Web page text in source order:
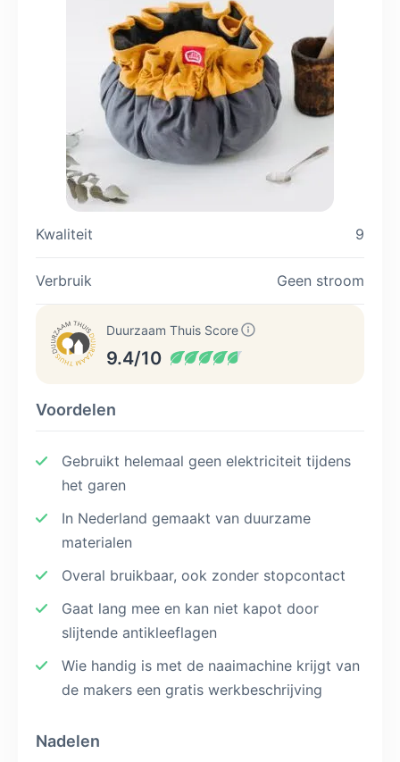
Kwaliteit 9
Verbruik Geen stroom
Duurzaam Thuis Score
9.4/10
Voordelen
Gebruikt helemaal geen elektriciteit tijdens
het garen
In Nederland gemaakt van duurzame
materialen
Overal bruikbaar, ook zonder stopcontact
Gaat lang mee en kan niet kapot door
slijtende antikleeflagen
Wie handig is met de naaimachine krijgt van
de makers een gratis werkbeschrijving
Nadelen